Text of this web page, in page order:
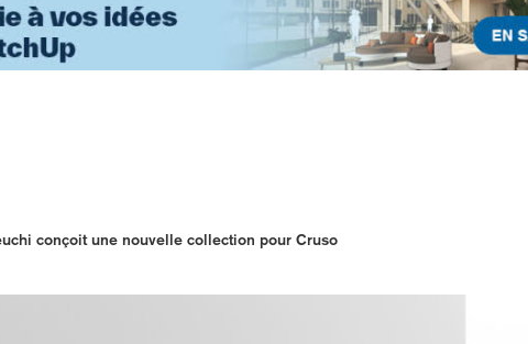
conçoit une nouvelle collection pour Cruso